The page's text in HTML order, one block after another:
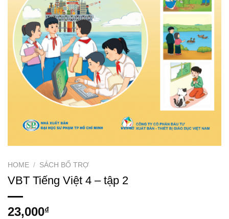
HOME / SÁCH BỔ TRỢ
VBT Tiếng Việt 4 – tập 2
23,000₫